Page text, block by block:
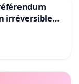
irréversible